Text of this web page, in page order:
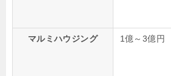
マルミハウジング 1億～3億円